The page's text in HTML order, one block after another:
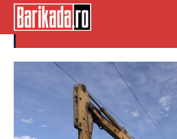
colectare